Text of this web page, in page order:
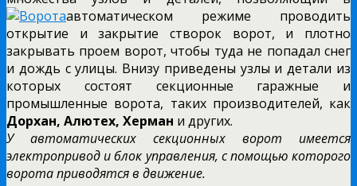
автоматическом режиме проводить
открытие и закрытие створок ворот, и плотно
закрывать проем ворот, чтобы туда не попадал снег
и дождь с улицы. Внизу приведены узлы и детали из
которых состоят секционные гаражные и
промышленные ворота, таких производителей, как
Дорхан, Алютех, Херман и других.
У автоматических секционных ворот имеется
электропривод и блок управления, с помощью которого
ворота приводятся в движение.